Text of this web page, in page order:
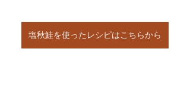
塩秋鮭を使ったレシピはこちらから